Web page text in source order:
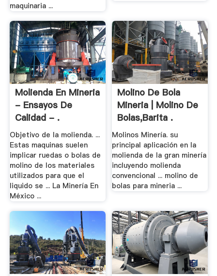
maquinaria ...
Molienda En Mineria
- Ensayos De
Calidad - .
Objetivo de la molienda. ...
Estas maquinas suelen
implicar ruedas o bolas de
molino de los materiales
utilizados para que el
liquido se ... La Minería En
México ...
Molino De Bola
Mineria | Molino De
Bolas,Barita .
Molinos Minería. su
principal aplicación en la
molienda de la gran minería
incluyendo molienda
convencional ... molino de
bolas para mineria ...